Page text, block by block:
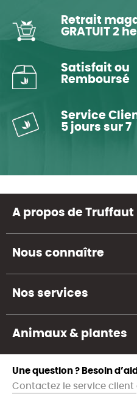
Retrait
GRATUIT 2
Satisfait ou
Remboursé
Service
5 jours sur 7
A propos de Truffaut
Nous connaître
Nos services
Animaux & plantes
Une question ? Besoin
Contactez le service client